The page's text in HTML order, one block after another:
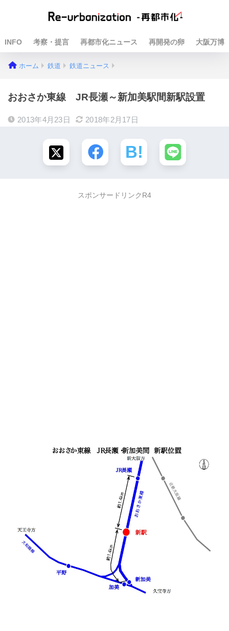
INFO 考察・提言 再都市化ニュース 再開発の卵 大阪万博
ホーム 鉄道 鉄道ニュース
おおさか東線 JR長瀬～新加美駅間新駅設置
2013年4月23日 2018年2月17日
スポンサードリンクR4